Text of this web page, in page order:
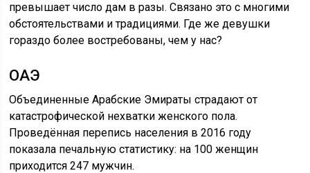
превышает число дам в разы. Связано это с многими
обстоятельствами и традициями. Где же девушки
гораздо более востребованы, чем у нас?
ОАЭ
Объединенные Арабские Эмираты страдают от
катастрофической нехватки женского пола.
Проведённая перепись населения в 2016 году
показала печальную статистику: на 100 женщин
приходится 247 мужчин.